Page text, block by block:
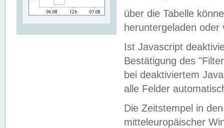
über die Tabelle
heruntergeladen oder
Ist Javascript
Bestätigung des
bei deaktiviertem
alle Felder
Die Zeitstempel in
mitteleuropäischer